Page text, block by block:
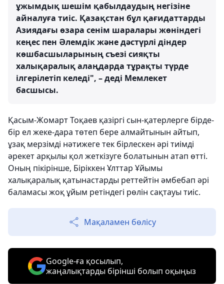
ұжымдық шешім қабылдаудың негізіне
айналуға тиіс. Қазақстан бұл қағидаттарды
Азиядағы өзара сенім шаралары жөніндегі
кеңес пен Әлемдік және дәстүрлі діндер
көшбасшыларының съезі сияқты
халықаралық алаңдарда тұрақты түрде
ілгерілетіп келеді", – деді Мемлекет
басшысы.
Қасым-Жомарт Тоқаев қазіргі сын-қатерлерге бірде-
бір ел жеке-дара төтеп бере алмайтынын айтып,
ұзақ мерзімді нәтижеге тек бірлескен әрі тиімді
әрекет арқылы қол жеткізуге болатынын атап өтті.
Оның пікірінше, Біріккен Ұлттар Ұйымы
халықаралық қатынастарды реттейтін әмбебап әрі
баламасы жоқ ұйым ретіндегі рөлін сақтауы тиіс.
Мақаламен бөлісу
Google-ға қосылып,
жаңалықтарды бірінші болып оқыңыз